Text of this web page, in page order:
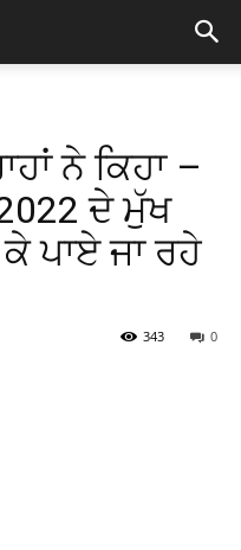
ਨੇ ਕਿਹਾ –
ਦੇ ਮੁੱਖ
ਪਾਏ ਜਾ ਰਹੇ
0
343